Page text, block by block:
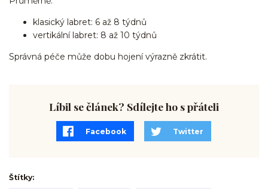
klasický labret: 6 až 8 týdnů
vertikální labret: 8 až 10 týdnů
Správná péče může dobu hojení výrazně zkrátit.
Líbil se článek? Sdílejte ho s přáteli
Facebook Twitter
Štítky